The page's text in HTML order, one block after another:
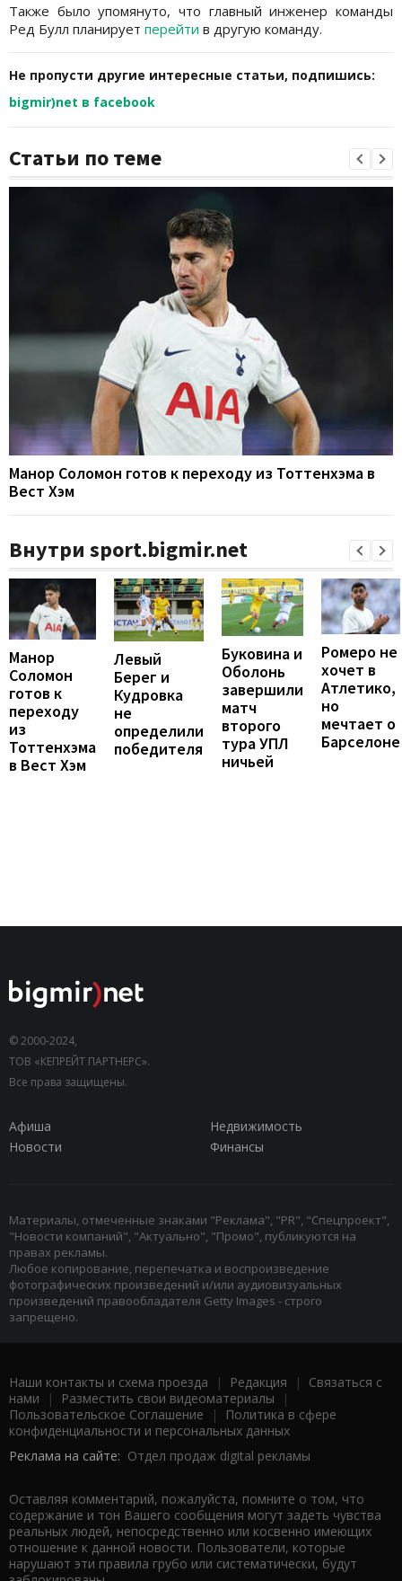
Также было упомянуто, что главный инженер команды
Ред Булл планирует перейти в другую команду.
Не пропусти другие интересные статьи, подпишись:
bigmir)net в facebook
Статьи по теме
Манор Соломон готов к переходу из Тоттенхэма в
Вест Хэм
Внутри sport.bigmir.net
Манор
Соломон
готов к
переходу
из
Тоттенхэма
в Вест Хэм
Левый
Берег и
Кудровка
не
определили
победителя
Буковина и
Оболонь
завершили
матч
второго
тура УПЛ
ничьей
Ромеро не
хочет в
Атлетико,
но
мечтает о
Барселоне
© 2000-2024,
ТОВ «КЕПРЕЙТ ПАРТНЕРС».
Все права защищены.
Афиша
Недвижимость
Новости
Финансы
Материалы, отмеченные знаками "Реклама", "PR", "Спецпроект",
"Новости компаний", "Актуально", "Промо", публикуются на
правах рекламы.
Любое копирование, перепечатка и воспроизведение
фотографических произведений и/или аудиовизуальных
произведений правообладателя Getty Images - строго
запрещено.
Наши контакты и схема проезда | Редакция | Связаться с
нами | Разместить свои видеоматериалы |
Пользовательское Соглашение |
Политика в сфере
конфиденциальности и персональных данных
Реклама на сайте: Отдел продаж digital рекламы
Оставляя комментарий, пожалуйста, помните о том, что
содержание и тон Вашего сообщения могут задеть чувства
реальных людей, непосредственно или косвенно имеющих
отношение к данной новости. Пользователи, которые
нарушают эти правила грубо или систематически, будут